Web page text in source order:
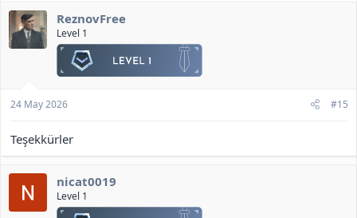
ReznovFree
Level 1
24 May 2026 #15
Teşekkürler
nicat0019
Level 1